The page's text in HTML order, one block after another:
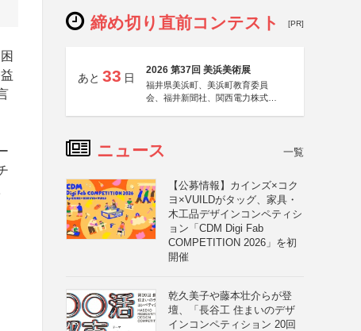
締め切り直前コンテスト [PR]
あと 33 日
2026 第37回 美浜美術展
福井県美浜町、美浜町教育委員
会、福井新聞社、関西電力株式会
ニュース 一覧
【公募情報】カインズ×コク
ヨ×VUILDがタッグ、家具・
木工品デザインコンペティシ
ョン「CDM Digi Fab
COMPETITION 2026」を初
開催
乾久美子や藤本壮介らが登
壇、「長谷工 住まいのデザ
インコンペティション 20回